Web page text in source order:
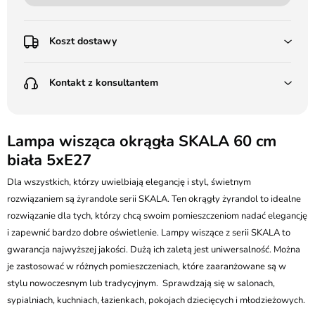
Koszt dostawy
Poczta Polska Kurier 48H - 11 zł
(od 1000 zł dla gabarytów, nie dotyczy produktów 3m)
Pobranie:
Poczta Polska Kurier 48H - 16 zł
Kurier GLS - 20 zł
Przesyłka Gabarytowa - 35 zł
Kontakt z konsultantem
Batalionów Chłopskich 12, 94-058 Łódź
506 336 320
kontakt@ledstyl.pl
Lampa wisząca okrągła SKALA 60 cm
biała 5xE27
Dla wszystkich, którzy uwielbiają elegancję i styl, świetnym
rozwiązaniem są żyrandole serii SKALA. Ten okrągły żyrandol to idealne
rozwiązanie dla tych, którzy chcą swoim pomieszczeniom nadać elegancję
i zapewnić bardzo dobre oświetlenie. Lampy wiszące z serii SKALA to
gwarancja najwyższej jakości. Dużą ich zaletą jest uniwersalność. Można
je zastosować w różnych pomieszczeniach, które zaaranżowane są w
stylu nowoczesnym lub tradycyjnym. Sprawdzają się w salonach,
sypialniach, kuchniach, łazienkach, pokojach dziecięcych i młodzieżowych.